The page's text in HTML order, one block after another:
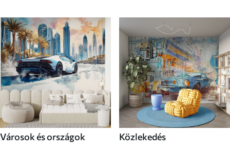
Városok és országok Közlekedés